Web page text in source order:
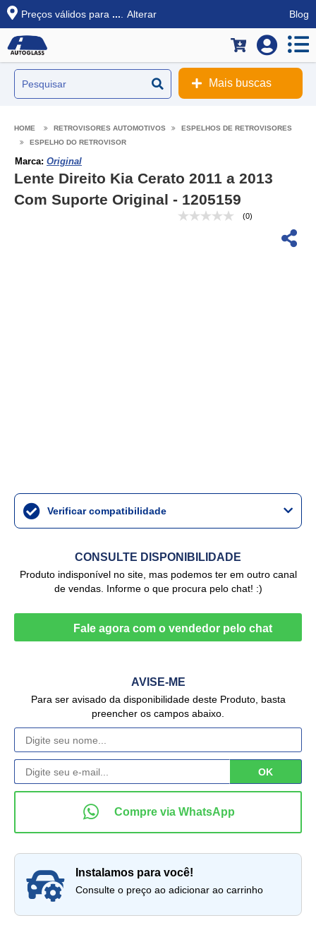
Preços válidos para ... Alterar Blog
Mais buscas
RETROVISORES AUTOMOTIVOS
ESPELHOS DE RETROVISORES
ESPELHO DO RETROVISOR
Marca: Original
Lente Direito Kia Cerato 2011 a 2013
Com Suporte Original - 1205159
(0)
Verificar compatibilidade
CONSULTE DISPONIBILIDADE
Produto indisponível no site, mas podemos ter em outro canal
de vendas. Informe o que procura pelo chat! :)
AVISE-ME
Para ser avisado da disponibilidade deste Produto, basta
preencher os campos abaixo.
instalamos para você!
Consulte o preço ao adicionar ao carrinho